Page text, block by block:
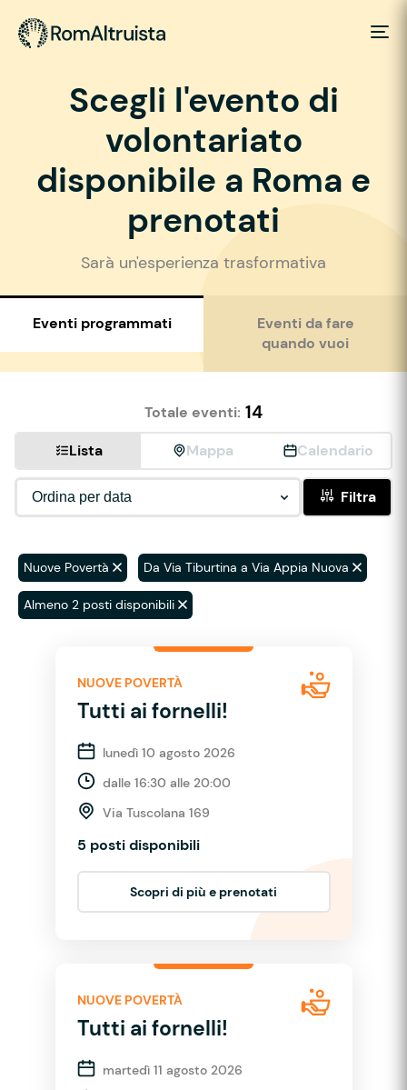
Scegli l'evento di
volontariato
disponibile a Roma e
prenotati
Sarà un'esperienza trasformativa
Eventi programmati
Eventi da fare
quando vuoi
Totale eventi: 14
Lista Mappa Calendario
Filtra
Nuove Povertà Da Via Tiburtina a Via Appia Nuova
Almeno 2 posti disponibili
NUOVE POVERTÀ
Tutti ai fornelli!
lunedì 10 agosto 2026
dalle 16:30 alle 20:00
Via Tuscolana 169
5 posti disponibili
Scopri di più e prenotati
NUOVE POVERTÀ
Tutti ai fornelli!
martedì 11 agosto 2026